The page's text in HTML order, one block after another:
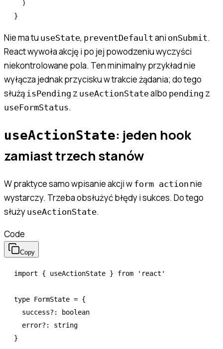
  )
}
Nie ma tu useState, preventDefault ani onSubmit.
React wywoła akcję i po jej powodzeniu wyczyści
niekontrolowane pola. Ten minimalny przykład nie
wyłącza jednak przycisku w trakcie żądania; do tego
służą isPending z useActionStatealbo pending z
useFormStatus.
useActionState: jeden hook
zamiast trzech stanów
W praktyce samo wpisanie akcji w form action nie
wystarczy. Trzeba obsłużyć błędy i sukces. Do tego
służy useActionState.
Code
Copy
import { useActionState } from 'react'
type FormState = {
  success
?:
boolean
  error
?:
string
}